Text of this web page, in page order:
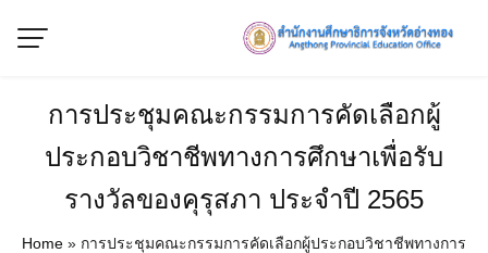
การประชุมคณะกรรมการคัดเลือกผู้
ประกอบวิชาชีพทางการศึกษาเพื่อรับ
รางวัลของคุรุสภา ประจำปี 2565
Home » การประชุมคณะกรรมการคัดเลือกผู้ประกอบวิชาชีพทางการ